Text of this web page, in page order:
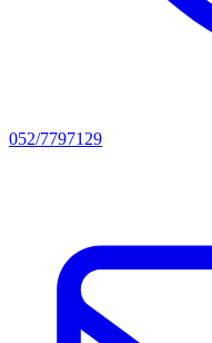
052/7797129